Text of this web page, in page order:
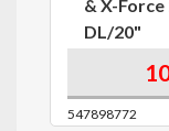
& X-Force
DL/20"
547898772